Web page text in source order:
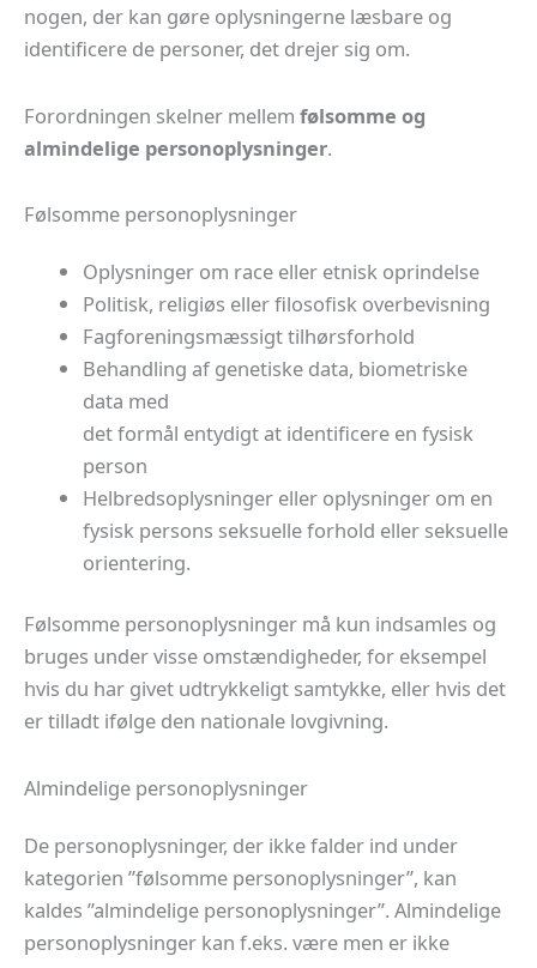
nogen, der kan gøre oplysningerne læsbare og
identificere de personer, det drejer sig om.
Forordningen skelner mellem følsomme og
almindelige personoplysninger.
Følsomme personoplysninger
Oplysninger om race eller etnisk oprindelse
Politisk, religiøs eller filosofisk overbevisning
Fagforeningsmæssigt tilhørsforhold
Behandling af genetiske data, biometriske
data med
det formål entydigt at identificere en fysisk
person
Helbredsoplysninger eller oplysninger om en
fysisk persons seksuelle forhold eller seksuelle
orientering.
Følsomme personoplysninger må kun indsamles og
bruges under visse omstændigheder, for eksempel
hvis du har givet udtrykkeligt samtykke, eller hvis det
er tilladt ifølge den nationale lovgivning.
Almindelige personoplysninger
De personoplysninger, der ikke falder ind under
kategorien ”følsomme personoplysninger”, kan
kaldes ”almindelige personoplysninger”. Almindelige
personoplysninger kan f.eks. være men er ikke